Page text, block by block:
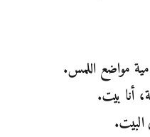
مواضع اللمس.
أنا بيت.
البيت.